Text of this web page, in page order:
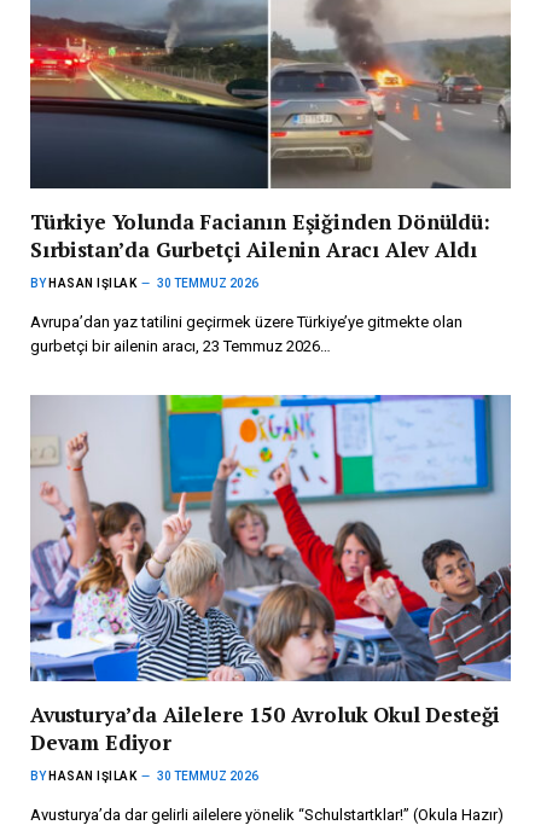
Türkiye Yolunda Facianın Eşiğinden Dönüldü:
Sırbistan’da Gurbetçi Ailenin Aracı Alev Aldı
BY HASAN IŞILAK 30 TEMMUZ 2026
Avrupa’dan yaz tatilini geçirmek üzere Türkiye’ye gitmekte olan
gurbetçi bir ailenin aracı, 23 Temmuz 2026…
Avusturya’da Ailelere 150 Avroluk Okul Desteği
Devam Ediyor
BY HASAN IŞILAK 30 TEMMUZ 2026
Avusturya’da dar gelirli ailelere yönelik “Schulstartklar!” (Okula Hazır)